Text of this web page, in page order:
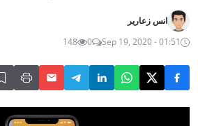
انس زعارير
Sep 19, 2020 - 01:51
0
148